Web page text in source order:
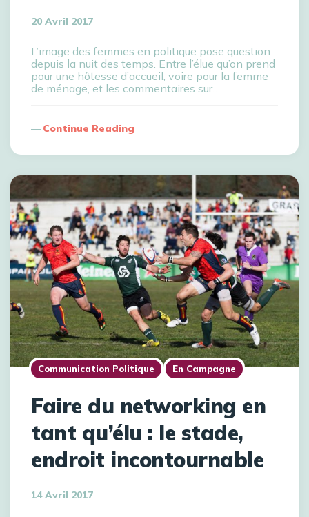
20 Avril 2017
L’image des femmes en politique pose question
depuis la nuit des temps. Entre l’élue qu’on prend
pour une hôtesse d’accueil, voire pour la femme
de ménage, et les commentaires sur…
Continue Reading
Communication Politique En Campagne
Faire du networking en
tant qu’élu : le stade,
endroit incontournable
14 Avril 2017